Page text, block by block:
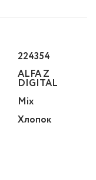
224354
ALFA Z
DIGITAL
Mix
Хлопок